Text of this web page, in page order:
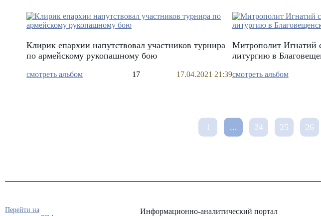
Клирик епархии напутствовал участников турнира
по армейскому рукопашному бою
смотреть альбом 17 17.04.2021 21:39
Митрополит Игнатий
литургию в
смотреть альбом
1 ... 24 25 26
Информационно-аналитический портал
Перейти на